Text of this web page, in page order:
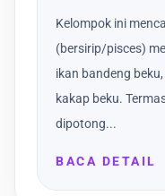
Kelompok ini
(bersirip/pisces)
ikan bandeng
kakap beku.
dipotong...
BACA DETAIL